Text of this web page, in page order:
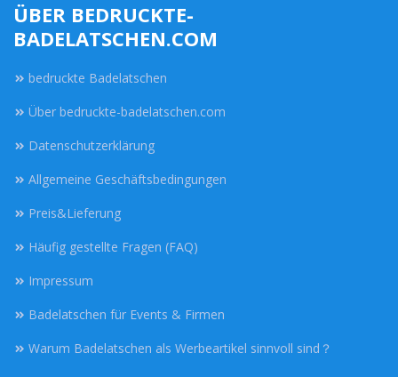
ÜBER BEDRUCKTE-
BADELATSCHEN.COM
bedruckte Badelatschen
Über bedruckte-badelatschen.com
Datenschutzerklärung
Allgemeine Geschäftsbedingungen
Preis&Lieferung
Häufig gestellte Fragen (FAQ)
Impressum
Badelatschen für Events & Firmen
Warum Badelatschen als Werbeartikel sinnvoll sind？